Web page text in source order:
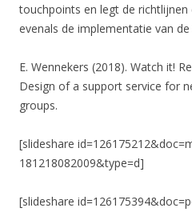
touchpoints en legt de
evenals de implementatie van
E. Wennekers (2018). Watch it!
Design of a support service for
groups.
[slideshare
181218082009&type=d]
[slideshare